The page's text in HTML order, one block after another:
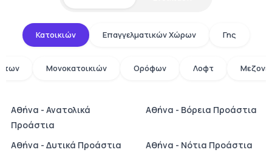
Κατοικιών Επαγγελματικών Χώρων Γης
Μονοκατοικιών Ορόφων Λοφτ
Αθήνα - Ανατολικά
Προάστια
Αθήνα - Βόρεια Προάστια
Αθήνα - Δυτικά Προάστια
Αθήνα - Νότια Προάστια